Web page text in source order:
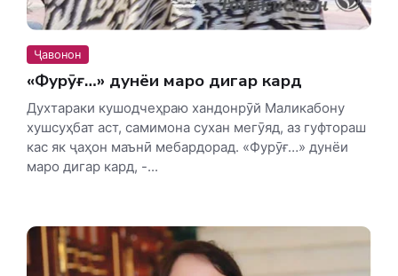
Ҷавонон
«Фурӯғ…» дунёи маро дигар кард
Духтараки кушодчеҳраю хандонрӯй Маликабону
хушсуҳбат аст, самимона сухан мегӯяд, аз гуфтораш
кас як ҷаҳон маънӣ мебардорад. «Фурӯғ…» дунёи
маро дигар кард, -...